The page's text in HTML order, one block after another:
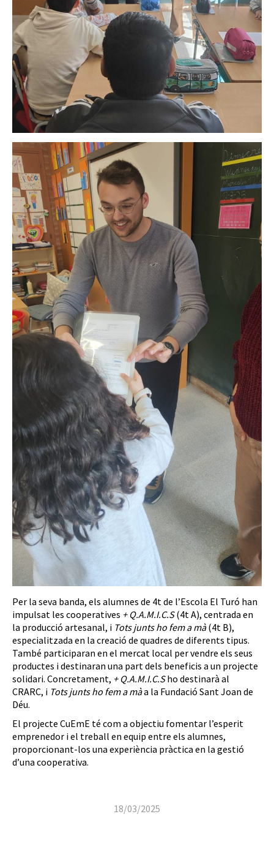
Per la seva banda, els alumnes de 4t de l’Escola El Turó han
impulsat les cooperatives + Q.A.M.I.C.S(4t A), centrada en
la producció artesanal, i Tots junts ho fem a mà(4t B),
especialitzada en la creació de quadres de diferents tipus.
També participaran en el mercat local per vendre els seus
productes i destinaran una part dels beneficis a un projecte
solidari. Concretament, + Q.A.M.I.C.Sho destinarà al
CRARC, i Tots junts ho fem a màa la Fundació Sant Joan de
Déu.
El projecte CuEmE té com a objectiu fomentar l’esperit
emprenedor i el treball en equip entre els alumnes,
proporcionant-los una experiència pràctica en la gestió
d’una cooperativa.
18/03/2025